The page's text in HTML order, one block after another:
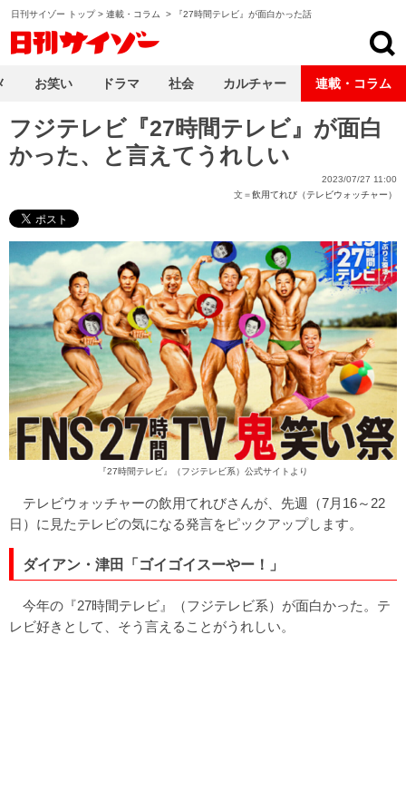
日刊サイゾー トップ> 連載・コラム > 『27時間テレビ』が面白かった話
フジテレビ『27時間テレビ』が面白
かった、と言えてうれしい
2023/07/27 11:00
文＝飲用てれび（テレビウォッチャー）
『27時間テレビ』（フジテレビ系） 公式サイト より
テレビウォッチャーの飲用てれびさんが、先週（7月16～22
日）に見たテレビの気になる発言をピックアップします。
ダイアン・津田「ゴイゴイスーやー！」
今年の『27時間テレビ』（フジテレビ系）が面白かった。テ
レビ好きとして、そう言えることがうれしい。
お笑い ドラマ 社会 カルチャー 連載・コラム